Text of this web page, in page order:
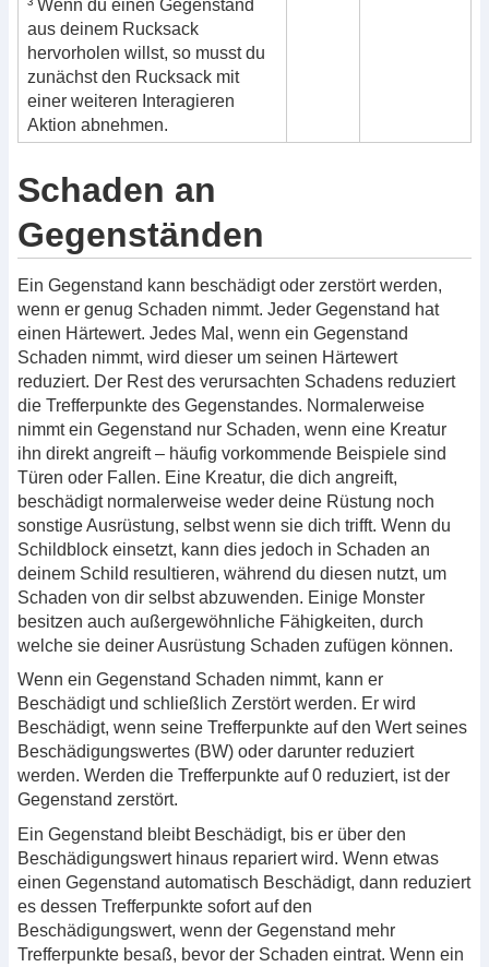
³ Wenn du einen Gegenstand
aus deinem Rucksack
hervorholen willst, so musst du
zunächst den Rucksack mit
einer weiteren Interagieren
Aktion abnehmen.
Schaden an
Gegenständen
Ein Gegenstand kann beschädigt oder zerstört werden,
wenn er genug Schaden nimmt. Jeder Gegenstand hat
einen Härtewert. Jedes Mal, wenn ein Gegenstand
Schaden nimmt, wird dieser um seinen Härtewert
reduziert. Der Rest des verursachten Schadens reduziert
die Trefferpunkte des Gegenstandes. Normalerweise
nimmt ein Gegenstand nur Schaden, wenn eine Kreatur
ihn direkt angreift – häufig vorkommende Beispiele sind
Türen oder Fallen. Eine Kreatur, die dich angreift,
beschädigt normalerweise weder deine Rüstung noch
sonstige Ausrüstung, selbst wenn sie dich trifft. Wenn du
Schildblock einsetzt, kann dies jedoch in Schaden an
deinem Schild resultieren, während du diesen nutzt, um
Schaden von dir selbst abzuwenden. Einige Monster
besitzen auch außergewöhnliche Fähigkeiten, durch
welche sie deiner Ausrüstung Schaden zufügen können.
Wenn ein Gegenstand Schaden nimmt, kann er
Beschädigt und schließlich Zerstört werden. Er wird
Beschädigt, wenn seine Trefferpunkte auf den Wert seines
Beschädigungswertes (BW) oder darunter reduziert
werden. Werden die Trefferpunkte auf 0 reduziert, ist der
Gegenstand zerstört.
Ein Gegenstand bleibt Beschädigt, bis er über den
Beschädigungswert hinaus repariert wird. Wenn etwas
einen Gegenstand automatisch Beschädigt, dann reduziert
es dessen Trefferpunkte sofort auf den
Beschädigungswert, wenn der Gegenstand mehr
Trefferpunkte besaß, bevor der Schaden eintrat. Wenn ein